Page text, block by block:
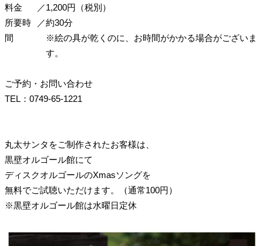
料金 ／1,200円（税別）
所要時
間
／約30分
※絵の具が乾くのに、お時間がかかる場合がございま
す。
ご予約・お問い合わせ
TEL：0749-65-1221
丸太サンタをご制作されたお客様は、
黒壁オルゴール館にて
ディスクオルゴールのXmasソングを
無料でご試聴いただけます。（通常100円）
※黒壁オルゴール館は水曜日定休